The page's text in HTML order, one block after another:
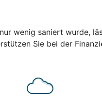
wenig saniert wurde,
Sie bei der